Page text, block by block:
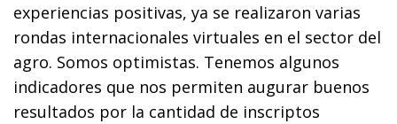
experiencias positivas, ya se realizaron varias
rondas internacionales virtuales en el sector del
agro. Somos optimistas. Tenemos algunos
indicadores que nos permiten augurar buenos
resultados por la cantidad de inscriptos